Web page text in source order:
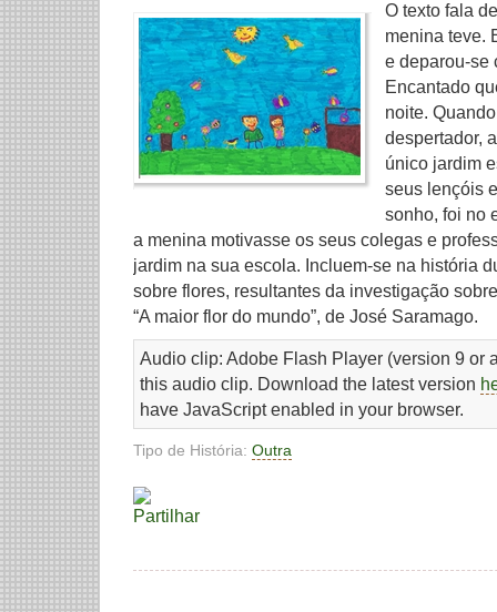
O texto fala
menina teve.
e deparou-se
Encantado
noite.
despertador,
único jardim
seus lençóis
sonho, foi no
a menina motivasse os seus colegas e
jardim na sua escola. Incluem-se na história
sobre flores, resultantes da investigação
“A maior flor do mundo”, de José Saramago.
Audio clip: Adobe Flash Player (version 9 or
this audio clip. Download the latest version
have JavaScript enabled in your browser.
Tipo de História: Outra